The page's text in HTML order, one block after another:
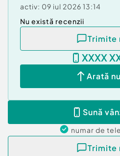
activ: 09 iul 2026 13:14
Nu există recenzii
Trimite
XXXX
Arată
Sună
numar de
Trimite